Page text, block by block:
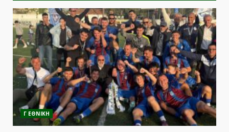
Γ ΕΘΝΙΚΗ